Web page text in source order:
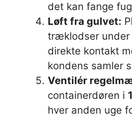
det kan fange
Løft fra gulvet:
træklodser under
direkte kontakt
kondens samler
Ventilér
containerdøren i
hver anden uge